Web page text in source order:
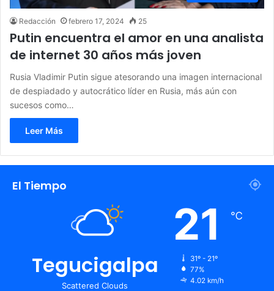
Redacción febrero 17, 2024 25
Putin encuentra el amor en una analista
de internet 30 años más joven
Rusia Vladimir Putin sigue atesorando una imagen internacional
de despiadado y autocrático líder en Rusia, más aún con
sucesos como…
Leer Más
El Tiempo
Tegucigalpa
Scattered Clouds
21 ℃
31º - 21º
77%
4.02 km/h